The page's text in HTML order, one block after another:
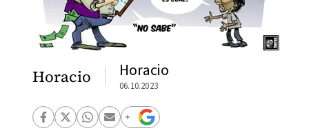
Horacio Horacio
06.10.2023